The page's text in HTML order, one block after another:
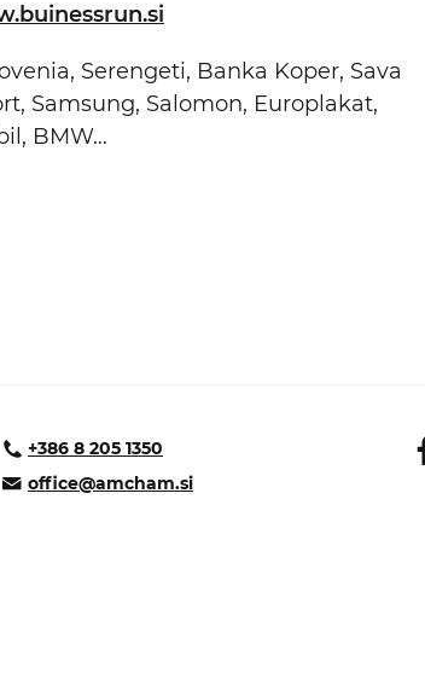
Serengeti, Banka Koper, Sava
Samsung, Salomon, Europlakat,
BMW…
+386 8 205 1350
office@amcham.si